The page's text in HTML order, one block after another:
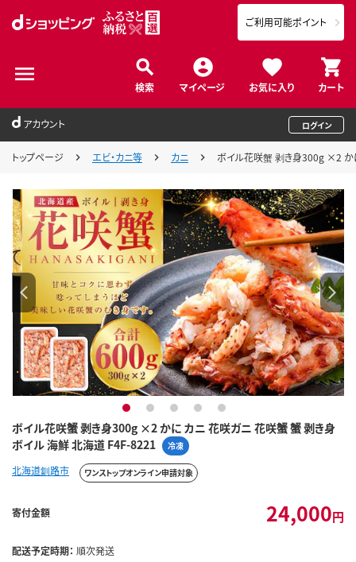
検索 マイページ お気に入り カート
ご利用可能ポイント
アカウント ログイン
トップページ エビ・カニ等 カニ ボイル花咲蟹 剥き身300g ×2 か
ボイル花咲蟹 剥き身300g ×2 かに カニ 花咲ガニ 花咲蟹 蟹 剥き身
ボイル 海鮮 北海道 F4F-8221
冷凍
1 2 3 4 5
北海道釧路市 ワンストップオンライン申請対象
寄付金額 24,000円
配送予定時期： 順次発送